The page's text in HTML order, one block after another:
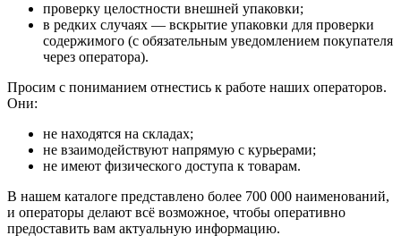
проверку целостности внешней упаковки;
в редких случаях — вскрытие упаковки для проверки
содержимого (с обязательным уведомлением покупателя
через оператора).
Просим с пониманием отнестись к работе наших операторов.
Они:
не находятся на складах;
не взаимодействуют напрямую с курьерами;
не имеют физического доступа к товарам.
В нашем каталоге представлено более 700 000 наименований,
и операторы делают всё возможное, чтобы оперативно
предоставить вам актуальную информацию.